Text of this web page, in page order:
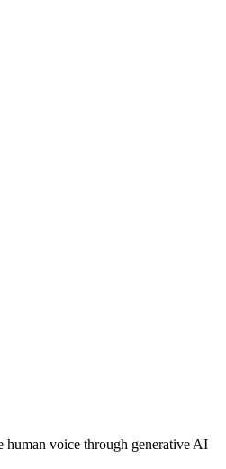
human voice through generative AI